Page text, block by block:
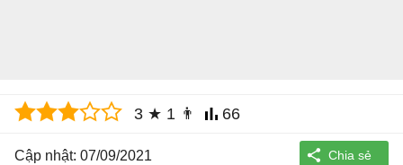
3 ★ 1 👨 66
Cập nhật: 07/09/2021